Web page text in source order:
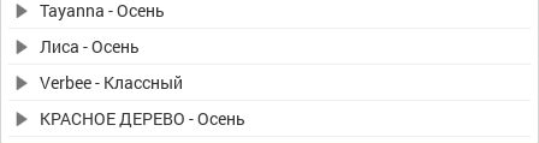
Tayanna - Осень
Лиса - Осень
Verbee - Классный
КРАСНОЕ ДЕРЕВО - Осень